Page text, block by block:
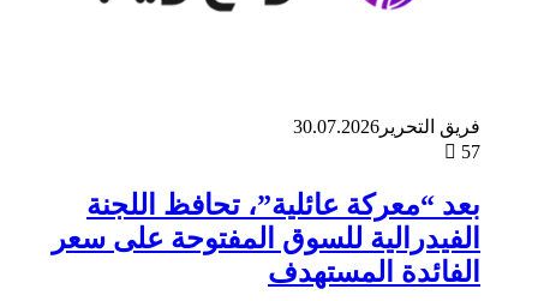
فريق التحرير 30.07.2026
57
بعد “معركة عائلية”، تحافظ اللجنة
الفيدرالية للسوق المفتوحة على سعر
الفائدة المستهدف